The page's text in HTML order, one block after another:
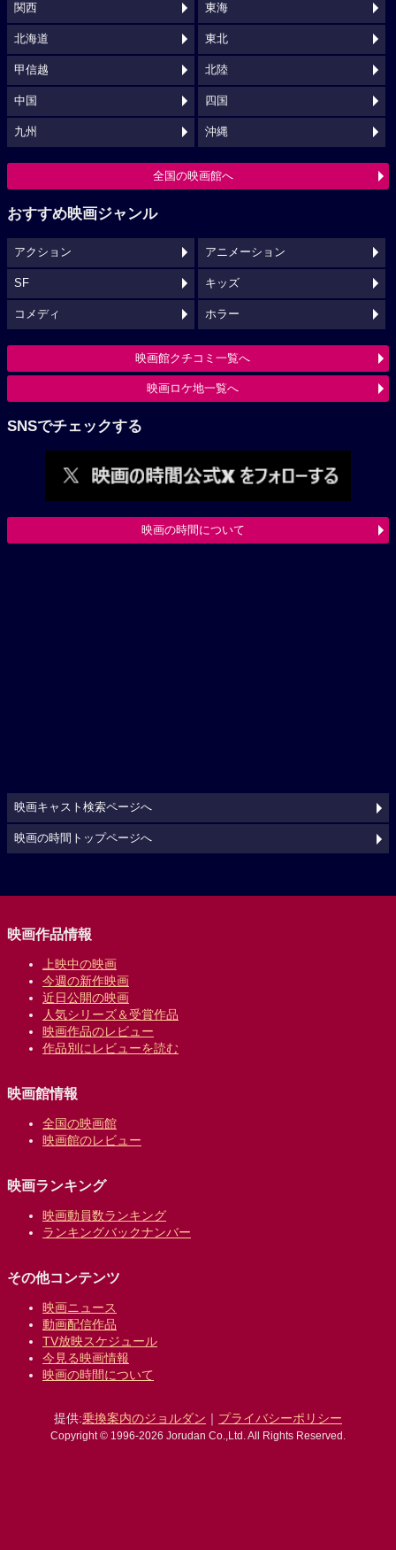
関西 東海
北海道 東北
甲信越 北陸
中国 四国
九州 沖縄
全国の映画館へ
おすすめ映画ジャンル
アクション アニメーション
SF キッズ
コメディ ホラー
映画館クチコミ一覧へ
映画ロケ地一覧へ
SNSでチェックする
映画の時間について
映画キャスト検索ページへ
映画の時間トップページへ
映画作品情報
上映中の映画
今週の新作映画
近日公開の映画
人気シリーズ＆受賞作品
映画作品のレビュー
作品別にレビューを読む
映画館情報
全国の映画館
映画館のレビュー
映画ランキング
映画動員数ランキング
ランキングバックナンバー
その他コンテンツ
映画ニュース
動画配信作品
TV放映スケジュール
今見る映画情報
映画の時間について
提供:乗換案内のジョルダン ｜ プライバシーポリシー
Copyright © 1996-2026 Jorudan Co.,Ltd. All Rights Reserved.